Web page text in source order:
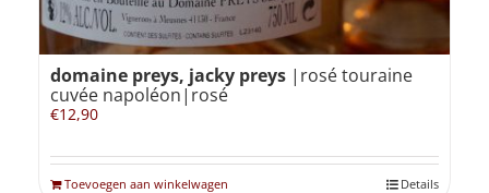
domaine preys, jacky preys |rosé touraine
cuvée napoléon|rosé
€12,90
Toevoegen aan winkelwagen Details